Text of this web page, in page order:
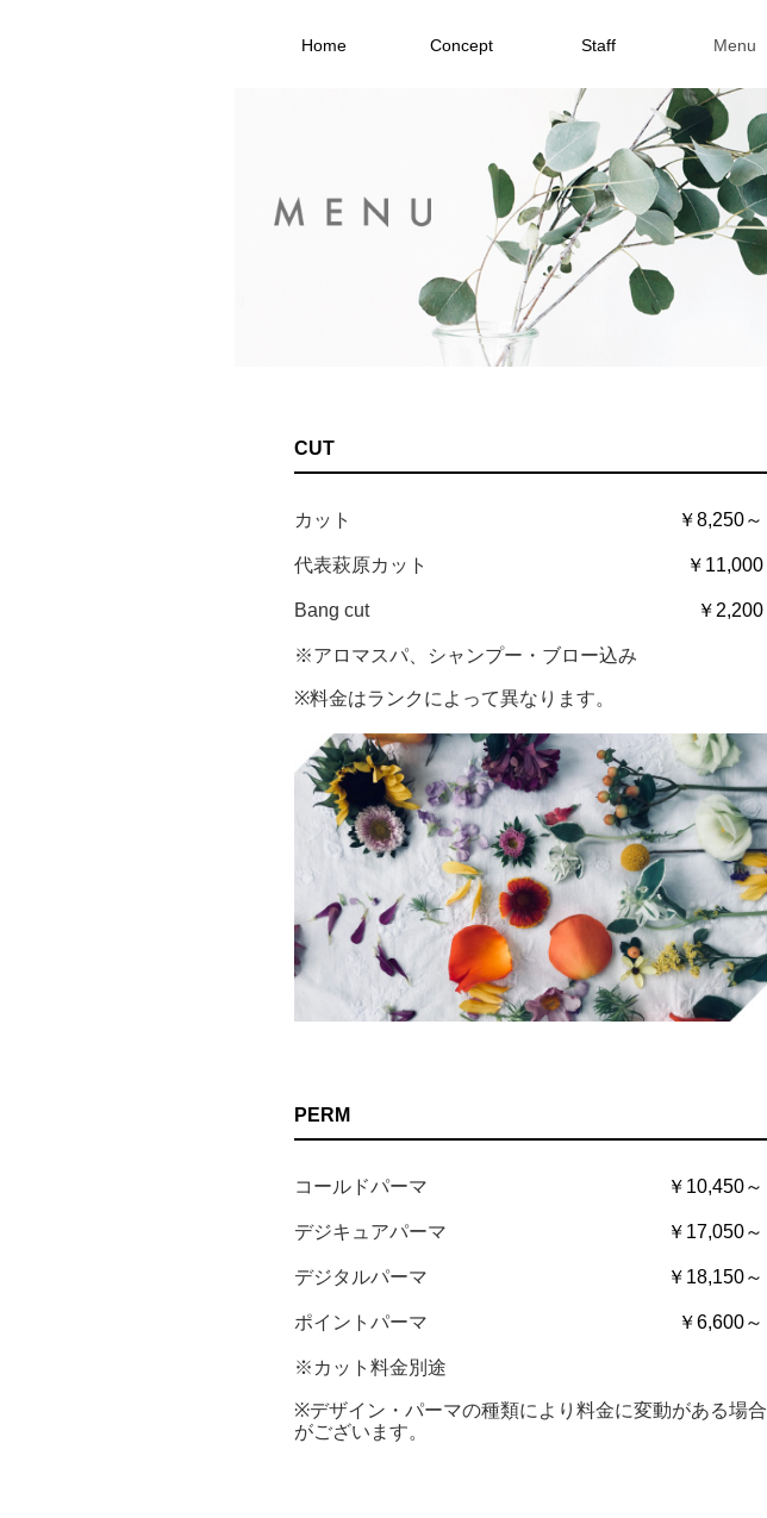
Home Concept Staff Menu
CUT
カット ￥8,250～
代表萩原カット ￥11,000
Bang cut ￥2,200
※アロマスパ、シャンプー・ブロー込み
※料金はランクによって異なります。
PERM
コールドパーマ ￥10,450～
デジキュアパーマ ￥17,050～
デジタルパーマ ￥18,150～
ポイントパーマ ￥6,600～
※カット料金別途
※デザイン・パーマの種類により料金に変動がある場合
がございます。